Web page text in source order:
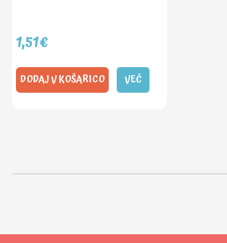
1,51€
DODAJ V KOŠARICO VEČ